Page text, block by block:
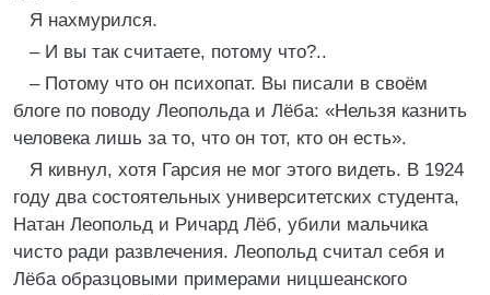
Я нахмурился.
– И вы так считаете, потому что?..
– Потому что он психопат. Вы писали в своём
блоге по поводу Леопольда и Лёба: «Нельзя казнить
человека лишь за то, что он тот, кто он есть».
Я кивнул, хотя Гарсия не мог этого видеть. В 1924
году два состоятельных университетских студента,
Натан Леопольд и Ричард Лёб, убили мальчика
чисто ради развлечения. Леопольд считал себя и
Лёба образцовыми примерами ницшеанского